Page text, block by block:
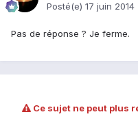
Posté(e) 17 juin 2014
Pas de réponse ? Je ferme.
Ce sujet ne peut plus